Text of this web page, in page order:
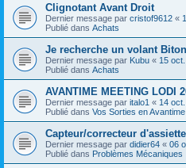
Clignotant Avant Droit
Dernier message par cristof9612 «
Publié dans Achats
Je recherche un volant
Dernier message par Kubu « 15
Publié dans Achats
AVANTIME MEETING LODI
Dernier message par italo1 « 14
Publié dans Vos Sorties en Avantime
Capteur/correcteur
Dernier message par didier64 « 06
Publié dans Problèmes Mécaniques